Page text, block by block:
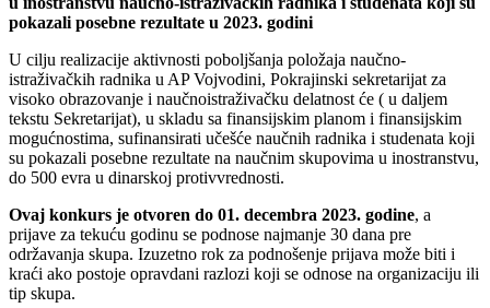
pokazali posebne rezultate u 2023. godini
U cilju realizacije aktivnosti poboljšanja položaja naučno-
istraživačkih radnika u AP Vojvodini, Pokrajinski sekretarijat za
visoko obrazovanje i naučnoistraživačku delatnost će ( u daljem
tekstu Sekretarijat), u skladu sa finansijskim planom i finansijskim
mogućnostima, sufinansirati učešće naučnih radnika i studenata koji
su pokazali posebne rezultate na naučnim skupovima u inostranstvu,
do 500 evra u dinarskoj protivvrednosti.
Ovaj konkurs je otvoren do 01. decembra 2023. godine, a
prijave za tekuću godinu se podnose najmanje 30 dana pre
održavanja skupa. Izuzetno rok za podnošenje prijava može biti i
kraći ako postoje opravdani razlozi koji se odnose na organizaciju ili
tip skupa.